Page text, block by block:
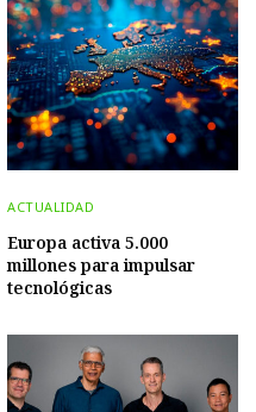
ACTUALIDAD
Europa activa 5.000
millones para impulsar
tecnológicas